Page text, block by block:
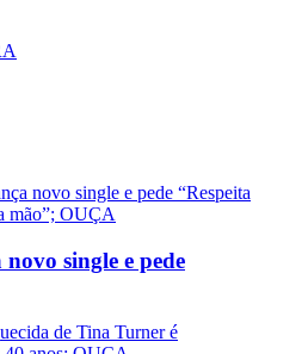
single e pede